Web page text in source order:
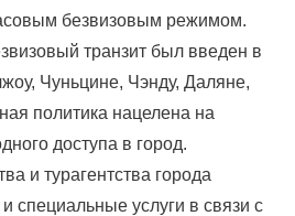
безвизовым режимом.
транзит был введен в
Чуньцине, Чэнду, Даляне,
политика нацелена на
доступа в город.
и турагентства города
специальные услуги в связи с